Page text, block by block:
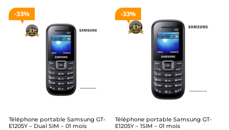
33%
Téléphone portable Samsung GT-
E1205Y – Dual SIM – 01 mois
33%
Téléphone portable Samsung GT-
E1205Y – 1SIM – 01 mois